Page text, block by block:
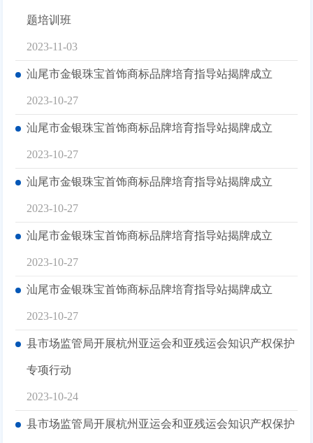
题培训班
2023-11-03
汕尾市金银珠宝首饰商标品牌培育指导站揭牌成立
2023-10-27
汕尾市金银珠宝首饰商标品牌培育指导站揭牌成立
2023-10-27
汕尾市金银珠宝首饰商标品牌培育指导站揭牌成立
2023-10-27
汕尾市金银珠宝首饰商标品牌培育指导站揭牌成立
2023-10-27
汕尾市金银珠宝首饰商标品牌培育指导站揭牌成立
2023-10-27
县市场监管局开展杭州亚运会和亚残运会知识产权保护
专项行动
2023-10-24
县市场监管局开展杭州亚运会和亚残运会知识产权保护